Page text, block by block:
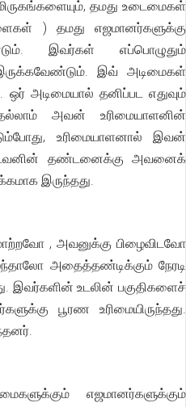
தமது உடைமைகள்
) தமது எஜமானர்களுக்கு
இவர்கள் எப்பொழுதும்
இவ் அடிமைகள்
அடிமையால் தனிப்பட எதுவும்
அவன் உரிமையாளனின்
உரிமையாளனால் இவன்
தண்டனைக்கு அவனைக்
இருந்தது.
, அவனுக்கு பிழைவிடவோ
அதைத்தண்டிக்கும் நேரடி
இவர்களின் உடலின் பகுதிகளைச்
பூரண உரிமையிருந்தது.
எஜமானர்களுக்கும்